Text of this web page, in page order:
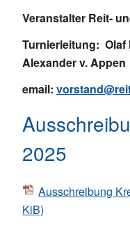
Veranstalter Reit-
Turnierleitung: Olaf
Alexander v. Appen
email:
2025
Ausschreibung
KiB)